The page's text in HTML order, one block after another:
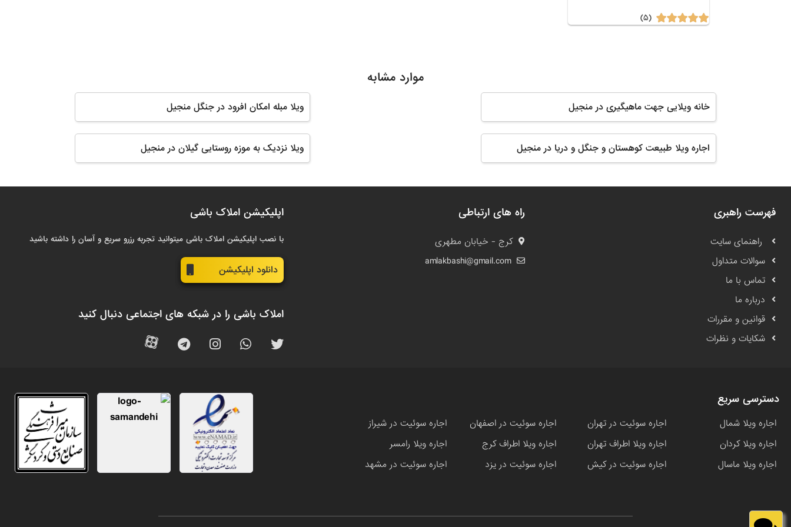
(۵)
موارد مشابه
خانه ویلایی جهت ماهیگیری در منجیل ویلا مبله امکان افرود در جنگل منجیل
اجاره ویلا طبیعت کوهستان و جنگل و دریا در منجیل ویلا نزدیک به موزه روستایی گیلان در منجیل
فهرست راهبری
راهنمای سایت
سوالات متداول
تماس با ما
درباره ما
قوانین و مقررات
شکایات و نظرات
راه های ارتباطی
کرج - خیابان مطهری
amlakbashi@gmail.com
اپلیکیشن املاک باشی
با نصب اپلیکیشن املاک باشی میتوانید تجربه رزرو سریع و آسان را داشته باشید
دانلود اپلیکیشن
املاک باشی را در شبکه های اجتماعی دنبال کنید
دسترسی سریع
اجاره ویلا شمال اجاره سوئیت در تهران اجاره سوئیت در اصفهان
اجاره سوئیت در شیراز
اجاره ویلا کردان
اجاره ویلا اطراف تهران اجاره ویلا اطراف کرج
اجاره ویلا رامسر
اجاره ویلا ماسال
اجاره سوئیت در کیش اجاره سوئیت در یزد اجاره سوئیت در مشهد